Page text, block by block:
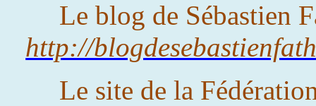
Le blog de Sébastien
http://
Le site de la